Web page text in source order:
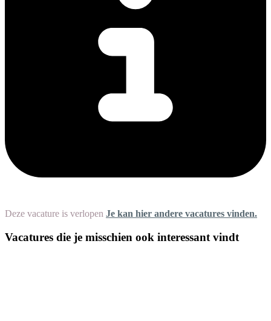
Deze vacature is verlopen Je kan hier andere vacatures vinden.
Vacatures die je misschien ook interessant vindt